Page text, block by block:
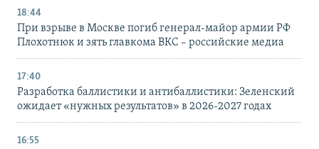
18:44
При взрыве в Москве погиб генерал-майор армии РФ
Плохотнюк и зять главкома ВКС – российские медиа
17:40
Разработка баллистики и антибаллистики: Зеленский
ожидает «нужных результатов» в 2026-2027 годах
16:55